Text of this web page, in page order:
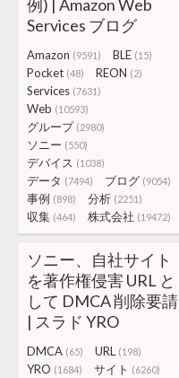
例) | Amazon Web
Services ブログ
Amazon (9591) BLE (15)
Pocket (48) REON (2)
Services (7631)
Web (10593)
グループ (2980)
ソニー (550)
デバイス (1038)
データ (7494) ブログ (9054)
事例 (898) 分析 (2251)
収集 (464) 株式会社 (19472)
ソニー、自社サイト
を著作権侵害 URL と
して DMCA 削除要請
| スラド YRO
DMCA (65) URL (198)
YRO (1684) サイト (6260)